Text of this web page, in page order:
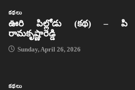
కథలు
ఊరి పిల్లోడు (కథ) – పి
రామకృష్ణారెడ్డి
Sunday, April 26, 2026
కథలు